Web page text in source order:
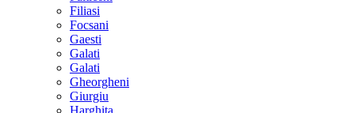
Filiasi
Focsani
Gaesti
Galati
Galati
Gheorgheni
Giurgiu